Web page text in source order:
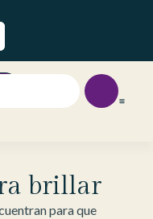
brillar
para que